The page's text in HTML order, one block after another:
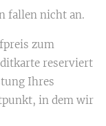
fallen nicht an.
zum
reserviert
Ihres
in dem wir